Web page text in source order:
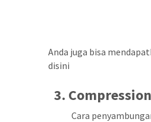
Anda juga bisa
disini
3.
Cara